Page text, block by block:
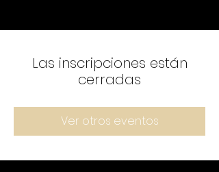
Las inscripciones están
cerradas
Ver otros eventos